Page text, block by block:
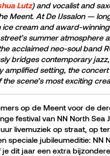
Lutz) and vocalist and
Meent. At De IJssalon —
ice cream and award-
summer atmosphere
acclaimed neo-soul band
bridges contemporary
setting, the concert
scene’s most exciting
op de Meent voor de
festival van NN North Sea
livemuziek op straat, op
speciale jubileumeditie: NN
dit jaar een extra